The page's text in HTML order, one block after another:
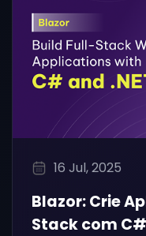
16 Jul, 2025
Blazor: Crie
Stack com C#